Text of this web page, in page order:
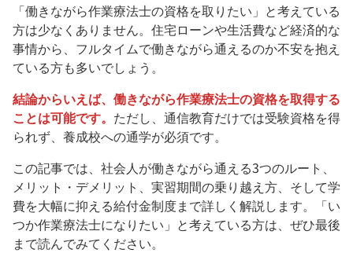
「働きながら作業療法士の資格を取りたい」と考えている
方は少なくありません。住宅ローンや生活費など経済的な
事情から、フルタイムで働きながら通えるのか不安を抱え
ている方も多いでしょう。
結論からいえば、働きながら作業療法士の資格を取得する
ことは可能です。 ただし、通信教育だけでは受験資格を得
られず、養成校への通学が必須です。
この記事では、社会人が働きながら通える3つのルート、
メリット・デメリット、実習期間の乗り越え方、そして学
費を大幅に抑える給付金制度まで詳しく解説します。「い
つか作業療法士になりたい」と考えている方は、ぜひ最後
まで読んでみてください。